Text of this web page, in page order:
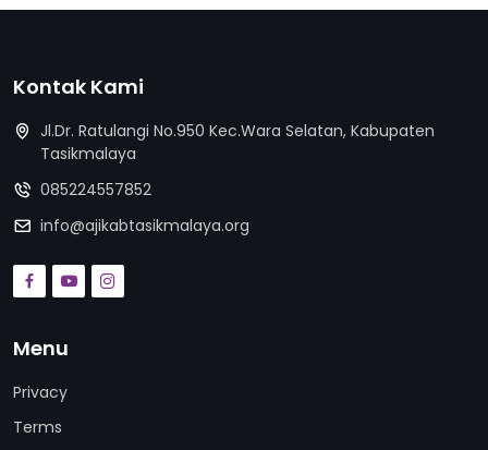
Kontak Kami
Jl.Dr. Ratulangi No.950 Kec.Wara Selatan, Kabupaten
Tasikmalaya
085224557852
info@ajikabtasikmalaya.org
Menu
Privacy
Terms